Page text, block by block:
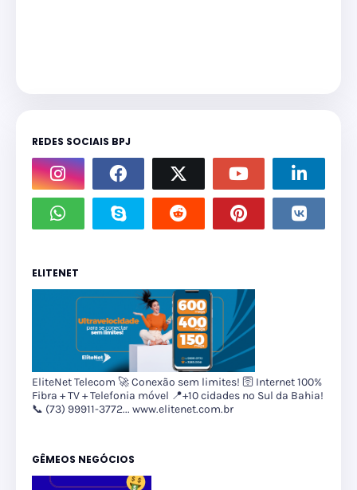
REDES SOCIAIS BPJ
ELITENET
EliteNet Telecom 🚀 Conexão sem limites! 🛜 Internet 100%
Fibra + TV + Telefonia móvel 📍+10 cidades no Sul da Bahia!
📞 (73) 99911-3772... www.elitenet.com.br
GÊMEOS NEGÓCIOS